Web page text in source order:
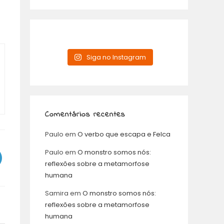
Siga no Instagram
Comentários recentes
Paulo em O verbo que escapa e Felca
Paulo em O monstro somos nós:
reflexões sobre a metamorfose
humana
Samira em O monstro somos nós:
reflexões sobre a metamorfose
humana